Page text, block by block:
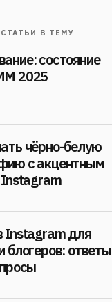
В ТЕМУ
состояние
2025
чёрно-белую
с акцентным
Instagram для
блогеров: ответы